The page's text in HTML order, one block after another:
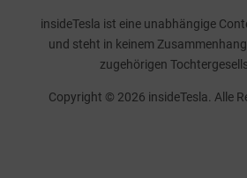
insideTesla ist eine unabhängige
und steht in keinem
zugehörigen
Copyright © 2026 insideTesla. Alle